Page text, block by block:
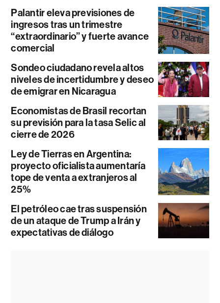
Palantir eleva previsiones de
ingresos tras un trimestre
“extraordinario” y fuerte avance
comercial
Sondeo ciudadano revela altos
niveles de incertidumbre y deseo
de emigrar en Nicaragua
Economistas de Brasil recortan
su previsión para la tasa Selic al
cierre de 2026
Ley de Tierras en Argentina:
proyecto oficialista aumentaría
tope de venta a extranjeros al
25%
El petróleo cae tras suspensión
de un ataque de Trump a Irán y
expectativas de diálogo